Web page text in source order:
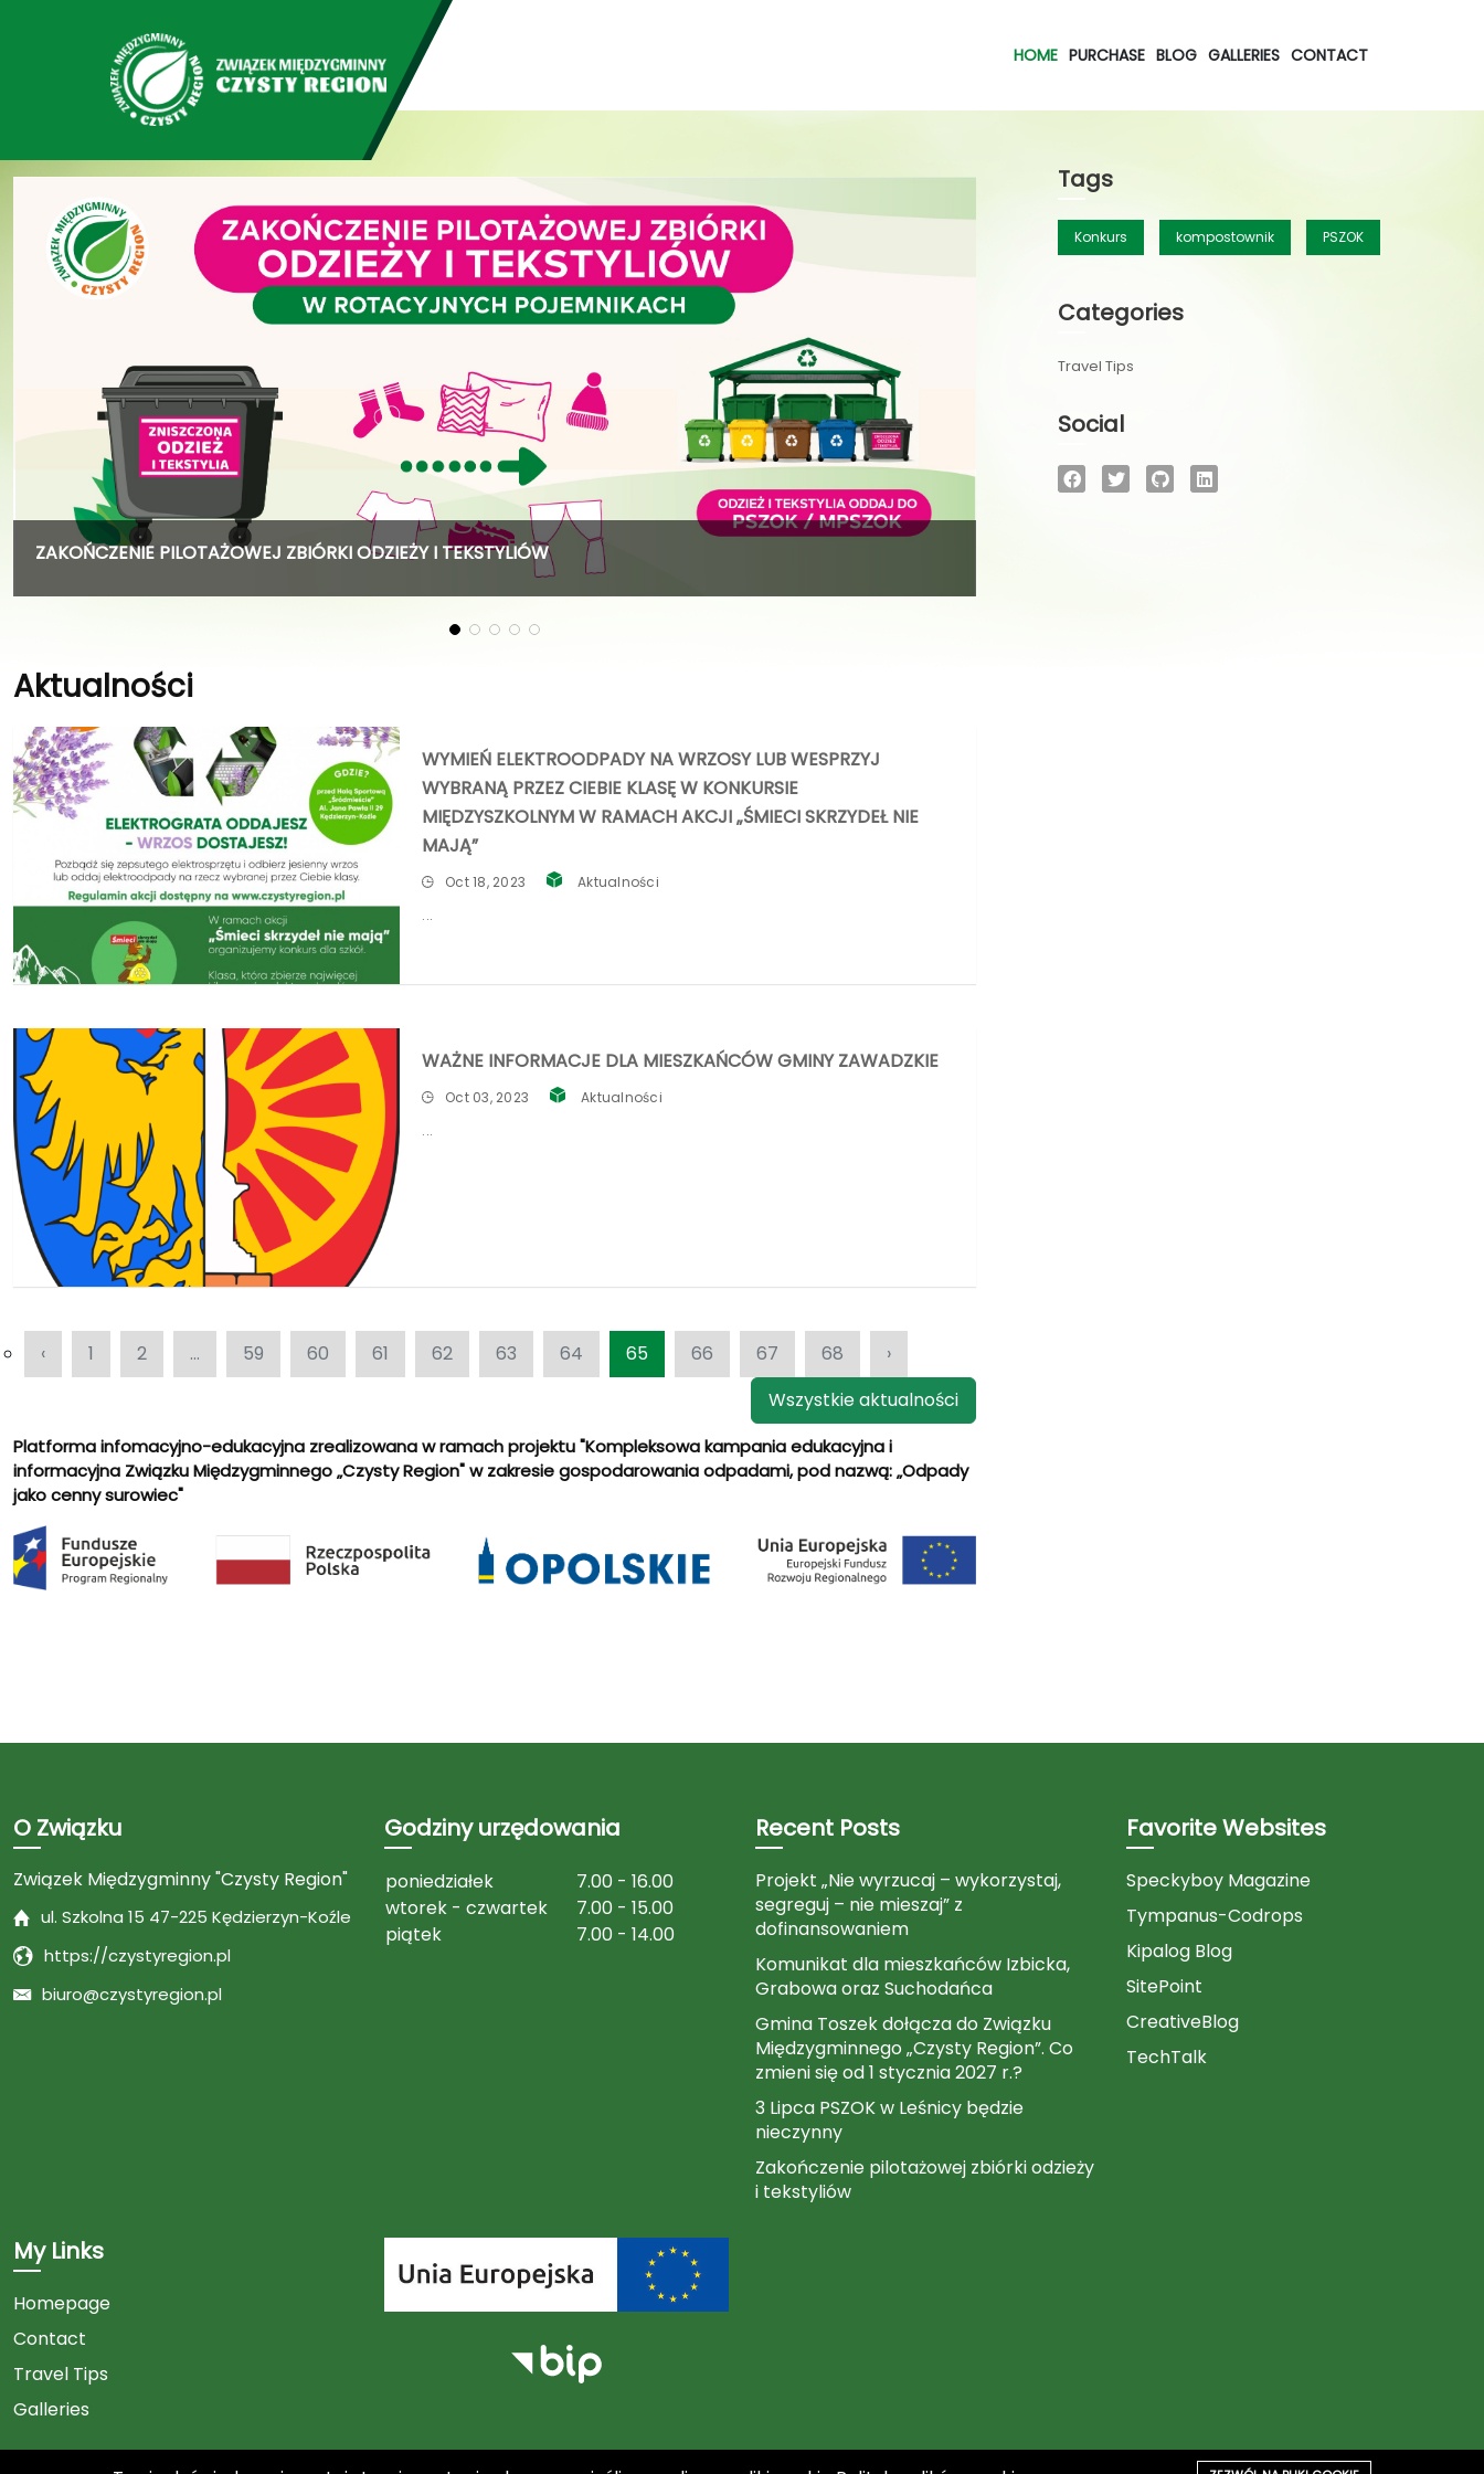
HOME PURCHASE BLOG GALLERIES CONTACT
ZAKOŃCZENIE PILOTAŻOWEJ ZBIÓRKI ODZIEŻY I TEKSTYLIÓW
Aktualności
WYMIEŃ ELEKTROODPADY NA WRZOSY LUB WESPRZYJ
WYBRANĄ PRZEZ CIEBIE KLASĘ W KONKURSIE
MIĘDZYSZKOLNYM W RAMACH AKCJI „ŚMIECI SKRZYDEŁ NIE
MAJĄ”
Oct 18, 2023 Aktualności
WAŻNE INFORMACJE DLA MIESZKAŃCÓW GMINY ZAWADZKIE
Oct 03, 2023 Aktualności
‹ 1 2 ... 59 60 61 62 63 64 65 66 67 68
›
Wszystkie aktualności
Platforma infomacyjno-edukacyjna zrealizowana w ramach projektu "Kompleksowa kampania edukacyjna i
informacyjna Związku Międzygminnego „Czysty Region" w zakresie gospodarowania odpadami, pod nazwą: „Odpady
jako cenny surowiec"
Tags
Konkurs kompostownik PSZOK
Categories
Travel Tips
Social
O Związku
Związek Międzygminny "Czysty Region"
ul. Szkolna 15 47-225 Kędzierzyn-Koźle
https://czystyregion.pl
biuro@czystyregion.pl
Godziny urzędowania
poniedziałek
7.00 - 16.00
wtorek - czwartek
7.00 - 15.00
piątek
7.00 - 14.00
Recent Posts
Projekt „Nie wyrzucaj – wykorzystaj,
segreguj – nie mieszaj” z
dofinansowaniem
Komunikat dla mieszkańców Izbicka,
Grabowa oraz Suchodańca
Gmina Toszek dołącza do Związku
Międzygminnego „Czysty Region”. Co
zmieni się od 1 stycznia 2027 r.?
3 Lipca PSZOK w Leśnicy będzie
nieczynny
Zakończenie pilotażowej zbiórki odzieży
i tekstyliów
Favorite Websites
Speckyboy Magazine
Tympanus-Codrops
Kipalog Blog
SitePoint
CreativeBlog
TechTalk
My Links
Homepage
Contact
Travel Tips
Galleries